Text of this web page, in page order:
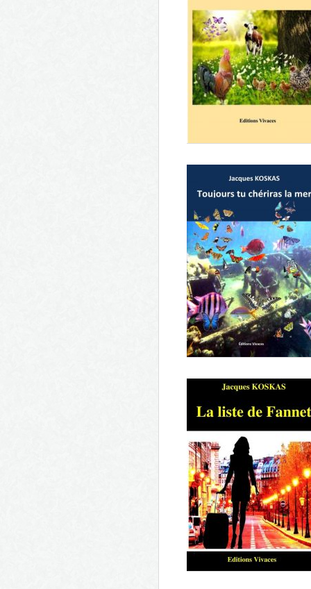
Le chapeau de Monsieur
Le gardien de la Maison des
Vivants
Toujours tu chériras la mer